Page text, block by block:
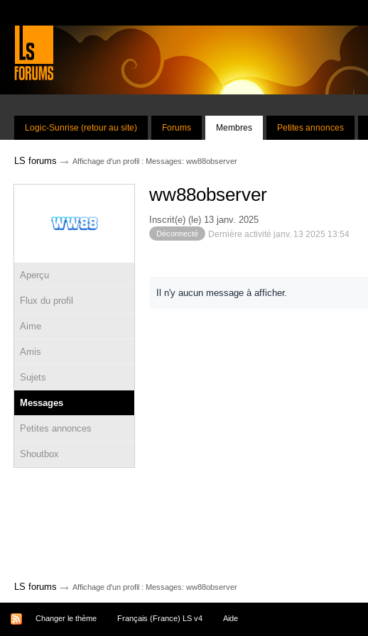
Logic-Sunrise (retour au site) Forums Membres Petites annonces
LS forums → Affichage d'un profil : Messages: ww88observer
Aperçu
Flux du profil
Aime
Amis
Sujets
Messages
Petites annonces
Shoutbox
ww88observer
Inscrit(e) (le) 13 janv. 2025
Déconnecté Dernière activité janv. 13 2025 13:54
Il n'y aucun message à afficher.
LS forums → Affichage d'un profil : Messages: ww88observer
Changer le thème Français (France) LS v4 Aide